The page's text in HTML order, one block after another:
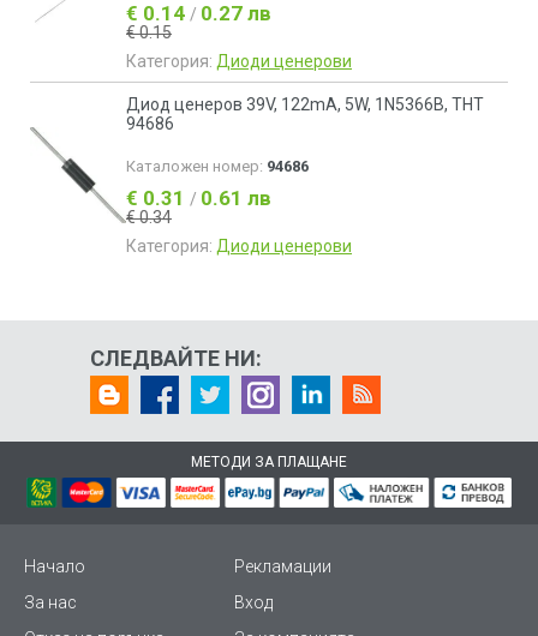
€ 0.14 / 0.27 лв
€ 0.15
Категория: Диоди ценерови
Диод ценеров 39V, 122mA, 5W, 1N5366B, THT
94686
Каталожен номер: 94686
€ 0.31 / 0.61 лв
€ 0.34
Категория: Диоди ценерови
СЛЕДВАЙТЕ НИ:
МЕТОДИ ЗА ПЛАЩАНЕ
Начало
Рекламации
За нас
Вход